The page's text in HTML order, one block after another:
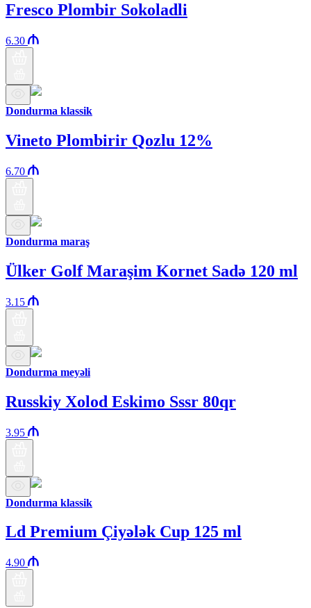
Fresco Plombir Sokoladli
6.30
Dondurma klassik
Vineto Plombirir Qozlu 12%
6.70
Dondurma maraş
Ülker Golf Maraşim Kornet Sadə 120 ml
3.15
Dondurma meyəli
Russkiy Xolod Eskimo Sssr 80qr
3.95
Dondurma klassik
Ld Premium Çiyələk Cup 125 ml
4.90